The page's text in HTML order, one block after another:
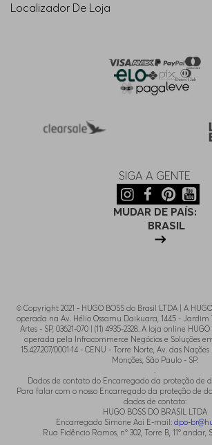
Localizador De Loja
SIGA A GENTE
MUDAR DE PAÍS:
BRASIL
© Copyright 2021 - HUGO BOSS do Brasil LTDA | A
operada na Av. Hélio Ossamu Daikuara, 1445 - Jardim
Artes - SP, 03621-070 | (11) 4935-2328. A loja online
operada pela Infracommerce Negócios e Soluções
15.427.207/0001-14 - CENU - Torre Norte, Av. das
Monções, São Paulo - SP.
.
Dados de contato do Encarregado da proteção de
Para falar com o nosso Encarregado da proteção de
dados de contato:
HUGO BOSS DO BRASIL LTDA
Encarregado Simone Aoi E-mail: dpo-
Rua Fidêncio Ramos, n° 302, Torre B, 11° andar,